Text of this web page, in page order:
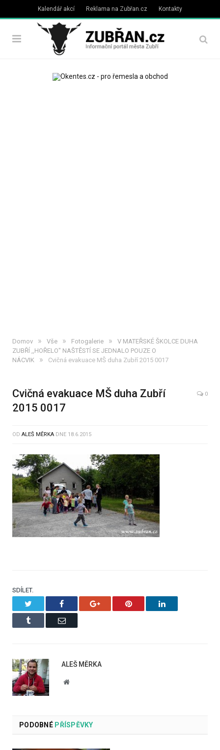
Kalendář akcí Reklama na Zubřan.cz Kontakty
Domov » Vše » Fotogalerie »
V MATEŘSKÉ ŠKOLCE DUHA
ZUBŘÍ ,,HOŘELO" NAŠTĚSTÍ SE JEDNALO POUZE O
NÁCVIK
» Cvičná evakuace MŠ duha Zubří 2015 0017
Cvičná evakuace MŠ duha Zubří
2015 0017
0
OD ALEŠ MĚRKA DNE 18.6.2015
SDÍLET.
Facebook Google+ Pinterest LinkedIn
Tumblr Email
ALEŠ MĚRKA
Website
PODOBNÉPŘÍSPĚVKY